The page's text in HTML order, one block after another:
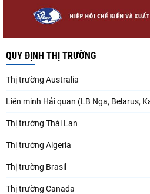
QUY ĐỊNH THỊ TRƯỜNG
Thị trường Australia
Liên minh Hải quan (LB Nga, Belarus,
Thị trường Thái Lan
Thị trường Algeria
Thị trường Brasil
Thị trường Canada